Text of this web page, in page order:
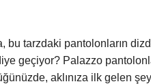
bu tarzdaki pantolonların
geçiyor? Palazzo
aklınıza ilk gelen